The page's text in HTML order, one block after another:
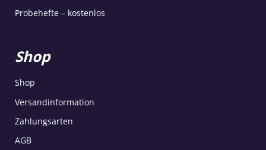
Probehefte – kostenlos
Shop
Shop
Versandinformation
Zahlungsarten
AGB